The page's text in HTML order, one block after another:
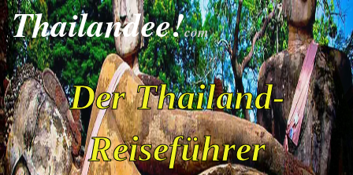
Thailandee!com
Der Thailand-
Reiseführer